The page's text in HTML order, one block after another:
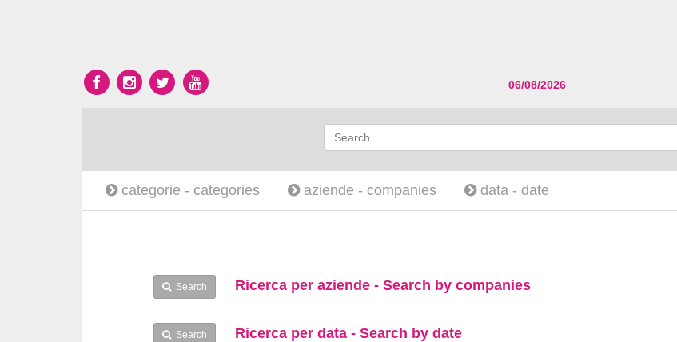
06/08/2026
categorie - categories aziende - companies data - date
Search Ricerca per aziende - Search by companies
Search Ricerca per data - Search by date